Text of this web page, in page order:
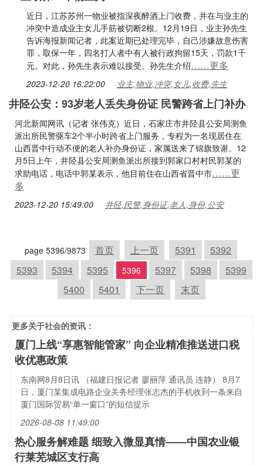
近日，江苏苏州一物业被指深夜醉酒上门收费，并在与业主的
冲突中造成业主女儿手筋被切断2根。12月19日，业主孙先生
告诉海报新闻记者，此案近期已处理完毕，自己涉嫌故意伤害
罪，取保一年，四名打人者中有人被行政拘留15天，罚款1千
元。对此，孙先生表示难以接受。孙先生介绍……更多
2023-12-20 16:22:00 业主,物业,冲突,女儿,收费,先生
井陉公安：93岁老人丢失身份证 民警跨省上门补办
河北新闻网讯（记者 张伟克）近日，石家庄市井陉县公安局测鱼
派出所民警驱车2个半小时跨省上门服务，专程为一名现居住在
山西晋中行动不便的老人补办身份证，家属送来了锦旗致谢。12
月5日上午，井陉县公安局测鱼派出所接到郭家口村村民郭某的
求助电话，电话中郭某表示，他目前住在山西省晋中市……更
多
2023-12-20 15:49:00 井陉,民警,身份证,老人,身份,公安
page 5396/9873 首页 上一页 5391
5392
5393
5394 5395 5396 5397 5398
5399
5400
5401 下一页 末页
更多关于社会的资讯：
厦门上线“享惠智能管家” 向企业精准推送进口税
收优惠政策
东南网8月8日讯 （福建日报记者 廖丽萍 通讯员 连静） 8月7
日，厦门某集成电路企业关务经理张志杰的手机收到一条来自
厦门国际贸易“单一窗口”的短信提示
2026-08-08 11:49:00
热心服务解难题 细致入微显真情——中国农业银
行莱芜城区支行高